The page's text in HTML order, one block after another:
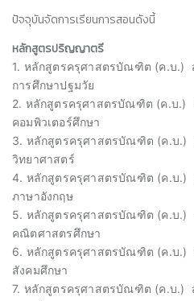
ปัจจุบันจัดการเรียนการสอนดังนี้
หลักสูตรปริญญาตรี
1. หลักสูตรครุศาสตรบัณฑิต (ค.บ.)
การศึกษาปฐมวัย
2. หลักสูตรครุศาสตรบัณฑิต (ค.บ.)
คอมพิวเตอร์ศึกษา
3. หลักสูตรครุศาสตรบัณฑิต (ค.บ.)
วิทยาศาสตร์
4. หลักสูตรครุศาสตรบัณฑิต (ค.บ.)
ภาษาอังกฤษ
5. หลักสูตรครุศาสตรบัณฑิต (ค.บ.)
คณิตศาสตรศึกษา
6. หลักสูตรครุศาสตรบัณฑิต (ค.บ.)
สังคมศึกษา
7. หลักสูตรครุศาสตรบัณฑิต (ค.บ.)